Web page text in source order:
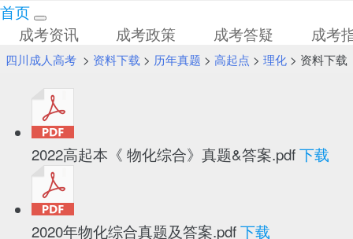
首页
成考资讯
成考政策 成考答疑 成考
四川成人高考 > 资料下载 > 历年真题 > 高起点 > 理化> 资料下载
2022高起本《 物化综合》真题&答案.pdf下载
2020年物化综合真题及答案.pdf下载